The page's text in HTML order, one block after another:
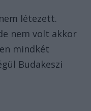
létezett.
nem volt akkor
mindkét
Budakeszi